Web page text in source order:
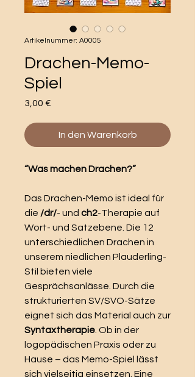
Artikelnummer: A0005
Drachen-Memo-
Spiel
3,00 €
In den Warenkorb
“Was machen Drachen?”
Das Drachen-Memo ist ideal für
die /dr/- und ch2-Therapie auf
Wort- und Satzebene. Die 12
unterschiedlichen Drachen in
unserem niedlichen Plauderling-
Stil bieten viele
Gesprächsanlässe. Durch die
strukturierten SV/SVO-Sätze
eignet sich das Material auch zur
Syntaxtherapie . Ob in der
logopädischen Praxis oder zu
Hause – das Memo-Spiel lässt
sich vielseitig einsetzen. Eine